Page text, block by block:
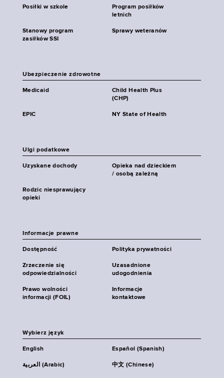
Posiłki w szkole
Program posiłków
letnich
Stanowy program
zasiłków SSI
Sprawy weteranów
Ubezpieczenie zdrowotne
Medicaid
Child Health Plus
(CHP)
EPIC NY State of Health
Ulgi podatkowe
Uzyskane dochody
Opieka nad dzieckiem
/ osobą zależną
Rodzic niesprawujący
opieki
Informacje prawne
Dostępność Polityka prywatności
Zrzeczenie się
odpowiedzialności
Uzasadnione
udogodnienia
Prawo wolności
informacji (FOIL)
Informacje
kontaktowe
Wybierz język
English Español (Spanish)
العربية (Arabic) 中文 (Chinese)